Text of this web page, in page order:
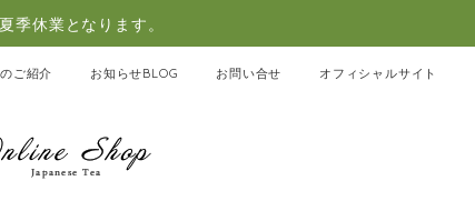
休業となります。
ご紹介 お知らせBLOG お問い合せ オフィシャルサイト